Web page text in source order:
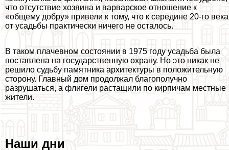
что отсутствие хозяина и варварское отношение к
«общему добру» привели к тому, что к середине 20-го века
от усадьбы пpaктически ничего не осталось.
В таком плачевном состоянии в 1975 году усадьба была
поставлена на государственную охрану. Но это никак не
решило судьбу памятника архитектуры в положительную
сторону. Главный дом продолжал благополучно
разрушаться, а флигели растащили по кирпичам местные
жители.
Наши дни